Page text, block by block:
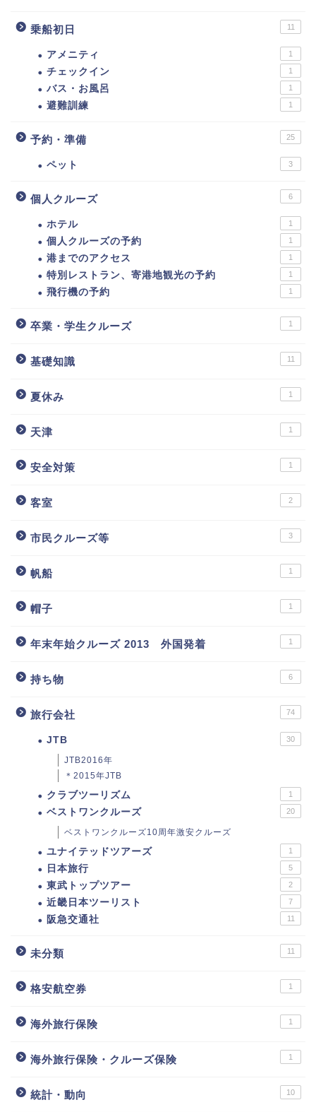
乗船初日 11
アメニティ 1
チェックイン 1
バス・お風呂 1
避難訓練 1
予約・準備 25
ペット 3
個人クルーズ 6
ホテル 1
個人クルーズの予約 1
港までのアクセス 1
特別レストラン、寄港地観光の予約 1
飛行機の予約 1
卒業・学生クルーズ 1
基礎知識 11
夏休み 1
天津 1
安全対策 1
客室 2
市民クルーズ等 3
帆船 1
帽子 1
年末年始クルーズ 2013 外国発着 1
持ち物 6
旅行会社 74
JTB 30
JTB2016年
＊2015年JTB
クラブツーリズム 1
ベストワンクルーズ 20
ベストワンクルーズ10周年激安クルーズ
ユナイテッドツアーズ 1
日本旅行 5
東武トップツアー 2
近畿日本ツーリスト 7
阪急交通社 11
未分類 11
格安航空券 1
海外旅行保険 1
海外旅行保険・クルーズ保険 1
統計・動向 10